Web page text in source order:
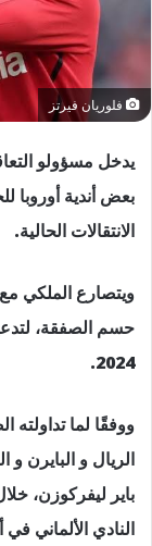
فلوريان فيرتز
يدخل مسؤولو
بعض أندية
الانتقالات الحالية.
ويتصارع الملكي
حسم الصفقة،
2024.
ووفقًا لما تداولته
الريال و البايرن
باير ليفركوزن،